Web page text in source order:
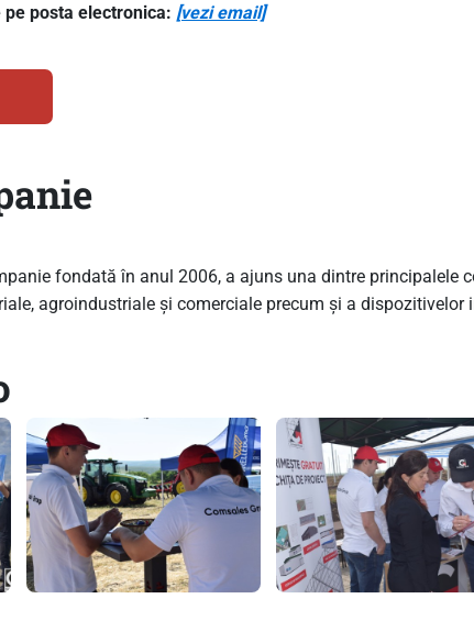
pe posta electronica: [vezi email]
fondată în anul 2006, a ajuns una dintre
agroindustriale și comerciale precum și a dispozitivelor